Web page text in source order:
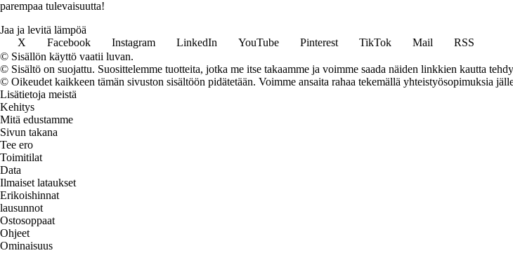
parempaa tulevaisuutta!
Jaa ja levitä lämpöä
X
Facebook Instagram LinkedIn YouTube Pinterest TikTok Mail
RSS
© Sisällön käyttö vaatii luvan.
© Sisältö on suojattu. Suosittelemme tuotteita, jotka me itse takaamme ja voimme saada näiden linkkien kautta
© Oikeudet kaikkeen tämän sivuston sisältöön pidätetään. Voimme ansaita rahaa tekemällä yhteistyösopimuksia
Lisätietoja meistä
Kehitys
Mitä edustamme
Sivun takana
Tee ero
Toimitilat
Data
Ilmaiset lataukset
Erikoishinnat
lausunnot
Ostosoppaat
Ohjeet
Ominaisuus